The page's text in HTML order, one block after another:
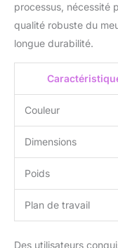
processus, nécessité
qualité robuste du
longue durabilité.
Couleur
Dimensions
Poids
Plan de travail
Des utilisateurs